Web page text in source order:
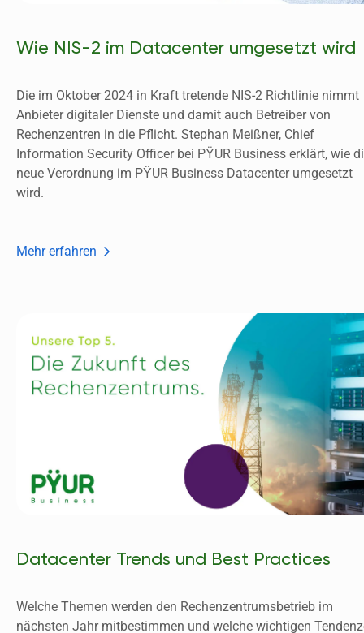
Wie NIS-2 im Datacenter umgesetzt wird
Die im Oktober 2024 in Kraft tretende NIS-2 Richtlinie nimmt
Anbieter digitaler Dienste und damit auch Betreiber von
Rechenzentren in die Pflicht. Stephan Meißner, Chief
Information Security Officer bei PŸUR Business erklärt, wie
neue Verordnung im PŸUR Business Datacenter umgesetzt
wird.
Mehr erfahren
Datacenter Trends und Best Practices
Welche Themen werden den Rechenzentrumsbetrieb im
nächsten Jahr mitbestimmen und welche wichtigen